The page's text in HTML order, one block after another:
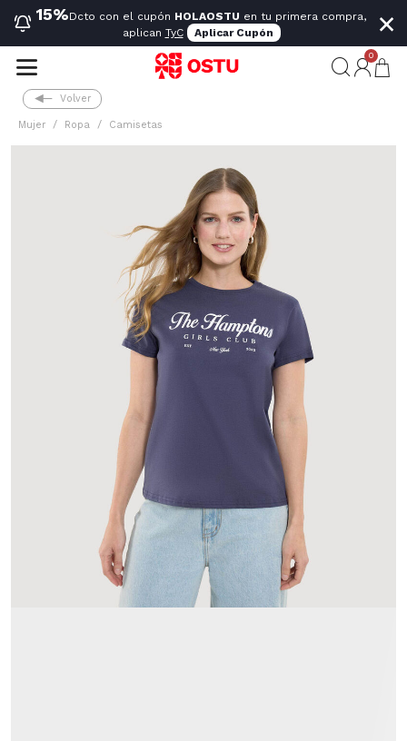
15%Dcto con el cupón HOLAOSTU en tu primera compra,
aplican TyC Aplicar Cupón ×
0
Volver
Mujer Ropa Camisetas